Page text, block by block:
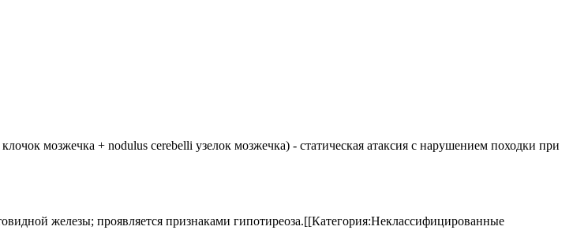
мозжечка + nodulus cerebelli узелок мозжечка) - статическая атаксия с нарушением походки при
железы; проявляется признаками гипотиреоза.[[Категория:Неклассифицированные